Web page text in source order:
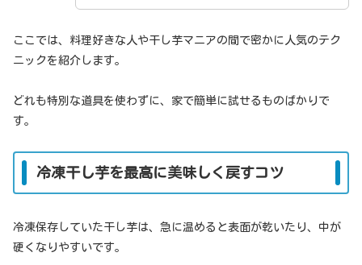
ここでは、料理好きな人や干し芋マニアの間で密かに人気のテク
ニックを紹介します。
どれも特別な道具を使わずに、家で簡単に試せるものばかりで
す。
冷凍干し芋を最高に美味しく戻すコツ
冷凍保存していた干し芋は、急に温めると表面が乾いたり、中が
硬くなりやすいです。